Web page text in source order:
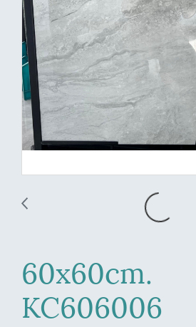
60x60cm.
KC606006